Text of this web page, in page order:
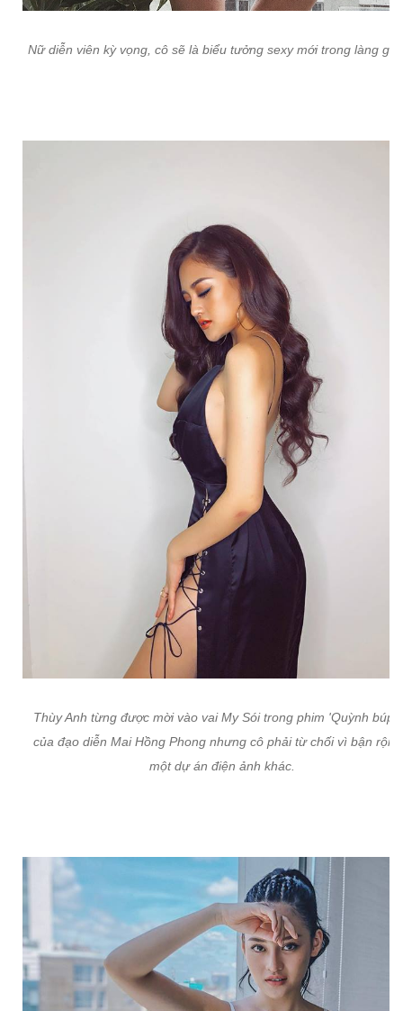
Nữ diễn viên kỳ vọng, cô sẽ là biểu tưởng sexy mới trong làng
Thùy Anh từng được mời vào vai My Sói trong phim 'Quỳnh búp
của đạo diễn Mai Hồng Phong nhưng cô phải từ chối vì bận rộn
một dự án điện ảnh khác.